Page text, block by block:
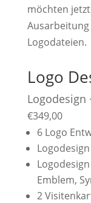
möchten
Logodateien.
Logo
Logodesign
€349,00
6 Logo
Emblem,
2